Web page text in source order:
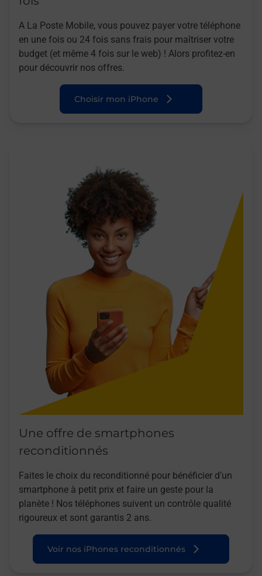
A La Poste Mobile, vous pouvez payer votre téléphone
en une fois ou 24 fois sans frais pour maîtriser votre
budget (et même 4 fois sur le web) ! Alors profitez-en
pour découvrir nos offres.
Choisir mon iPhone
Une offre de smartphones
reconditionnés
Faites le choix du reconditionné pour bénéficier d’un
smartphone à petit prix et faire un geste pour la
planète ! Nos téléphones suivent un contrôle qualité
rigoureux et sont garantis 2 ans.
Voir nos iPhones reconditionnés